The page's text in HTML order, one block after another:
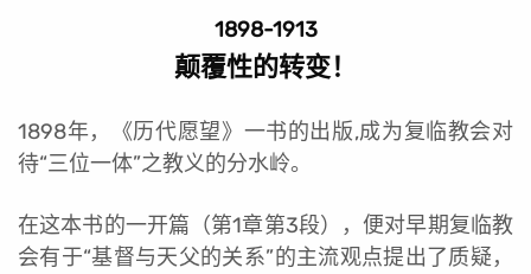
1898-1913
颠覆性的转变！
1898年，《历代愿望》一书的出版,成为复临教会对
待“三位一体”之教义的分水岭。
在这本书的一开篇（第1章第3段），便对早期复临教
会有于“基督与天父的关系”的主流观点提出了质疑，